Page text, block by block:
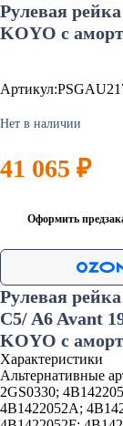
Рулевая
KOYO с
Нет в наличии
41 065 ₽
Оформить
Рулевая
C5/ A6 Avant
KOYO с
Характеристики
Альтернативные
2GS0330;
4B1422052A;